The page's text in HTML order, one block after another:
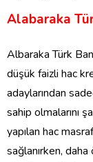
Alabaraka
Albaraka Türk
düşük faizli hac
adaylarından
sahip olmalarını
yapılan hac
sağlanırken,